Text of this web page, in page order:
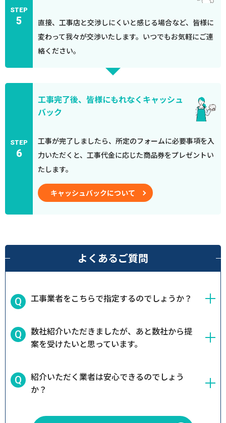
STEP
5
直接、工事店と交渉しにくいと感じる場合など、皆様に
変わって我々が交渉いたします。いつでもお気軽にご連
絡ください。
STEP
6
工事完了後、皆様にもれなくキャッシュ
バック
工事が完了しましたら、所定のフォームに必要事項を入
力いただくと、工事代金に応じた商品券をプレゼントい
たします。
キャッシュバックについて
よくあるご質問
工事業者をこちらで指定するのでしょうか？
数社紹介いただきましたが、あと数社から提
案を受けたいと思っています。
紹介いただく業者は安心できるのでしょう
か？